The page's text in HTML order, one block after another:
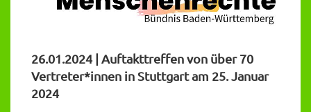
26.01.2024 | Auftakttreffen von über 70
Vertreter*innen in Stuttgart am 25. Januar
2024